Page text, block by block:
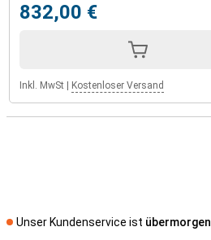
832,00 €
Inkl. MwSt Kostenloser Versand
Unser Kundenservice ist übermorgen